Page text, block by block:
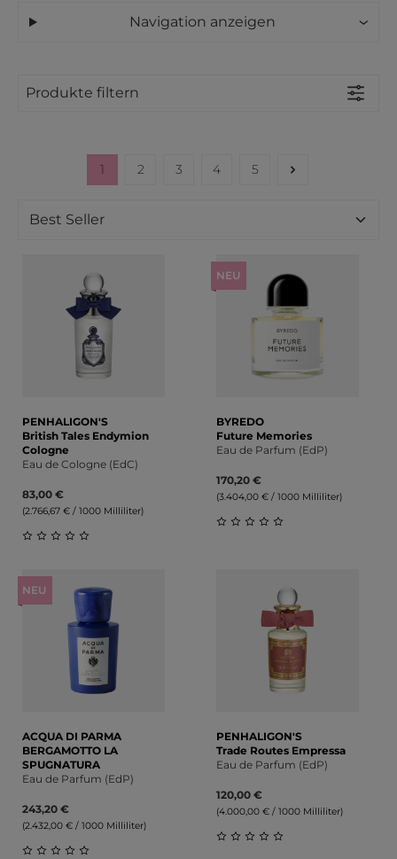
Navigation anzeigen
Produkte filtern
Seite
1 Seite
2 Seite
3 Seite
4 Seite
5
PENHALIGON'S
British Tales Endymion
Cologne
Eau de Cologne (EdC)
83,00 €
(2.766,67 € / 1000 Milliliter)
NEU
BYREDO
Future Memories
Eau de Parfum (EdP)
170,20 €
(3.404,00 € / 1000 Milliliter)
NEU
ACQUA DI PARMA
BERGAMOTTO LA
SPUGNATURA
Eau de Parfum (EdP)
243,20 €
(2.432,00 € / 1000 Milliliter)
PENHALIGON'S
Trade Routes Empressa
Eau de Parfum (EdP)
120,00 €
(4.000,00 € / 1000 Milliliter)